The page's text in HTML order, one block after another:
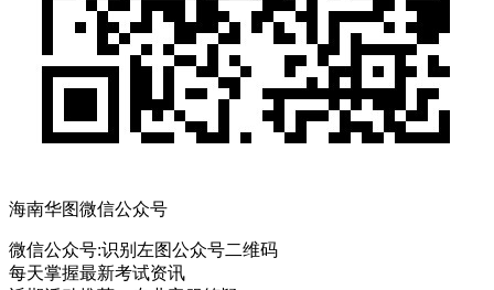
海南华图微信公众号
微信公众号:识别左图公众号二维码
每天掌握最新考试资讯